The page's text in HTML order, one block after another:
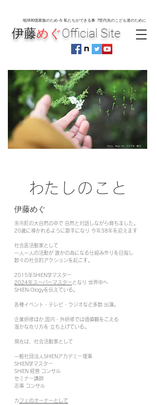
伊藤めぐOfficial Site
地球80億家族のため 今 私たちができる事 7世代先のこども達のために
​わたしのこと
伊藤めぐ
余市町の大自然の中で 自然と対話しながら育ちました。
20歳に導かれるように歌手になり 今年38年を迎えます
社会医活動家として
一人一人の活動が 誰かの為になる仕組み作りを目指し
数々の社会的アクションを起こす。
2015年SHIEN学マスター
2024年スーパーマスター となり 世界中へ
SHIEN-Ologyを伝えている。
各種イベント・テレビ・ラジオなど多数 出演。
企業研修ほか,国内・外研修では価値観をこえる
温かな在り方を 立ち上げている。
現在は、社会活動家として
一般社団法人SHIENアカデミー理事
SHIEN学マスター
SHIEN 経営 コンサル
セミナー講師
志事 コンサル
​ カフェのオーナーとして​